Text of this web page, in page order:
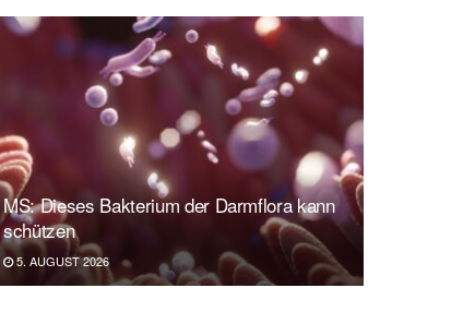
MS: Dieses Bakterium der Darmflora kann
schützen
5. AUGUST 2026